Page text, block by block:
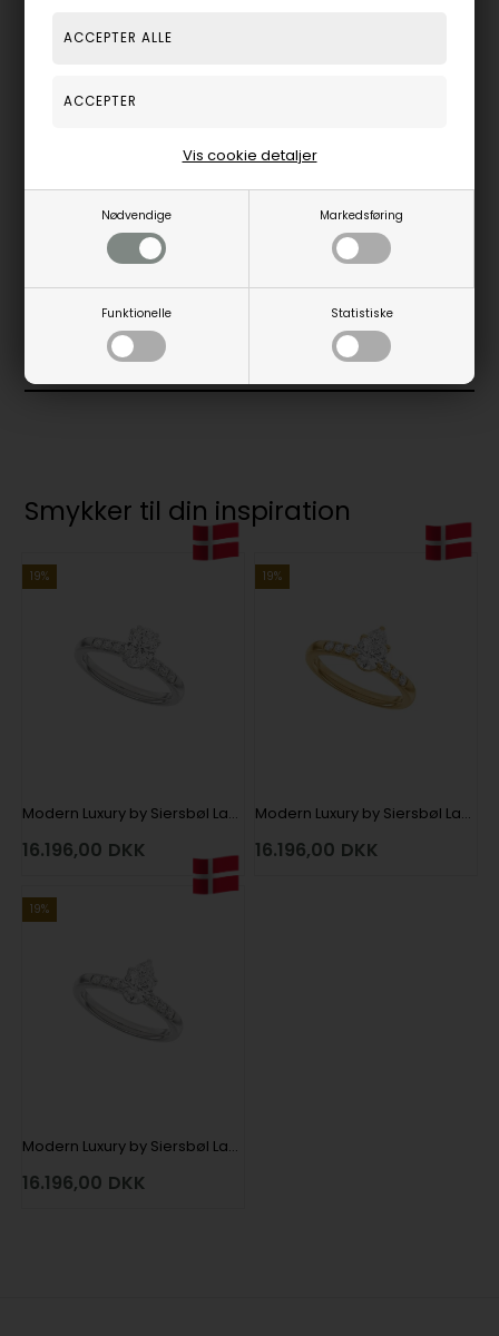
Nødvendige Markedsføring
Funktionelle Statistiske
Vis cookie detaljer
LABGROWN DIAMANTER
SE LABGROWN KOLLEKTIONEN
SE ALLE DIAMANT SMYKKER
Smykker til din inspiration
19%
Modern Luxury by Siersbøl Lab grown diamantring med i alt 1,4 ct i 14 kt hvidguld
16.196,00 DKK
19%
Modern Luxury by Siersbøl Lab grown diamantring med i alt 1,4 ct i 14 kt rødguld
16.196,00 DKK
19%
Modern Luxury by Siersbøl Lab grown diamantring med i alt 1,4 ct i 14 kt hvidguld
16.196,00 DKK